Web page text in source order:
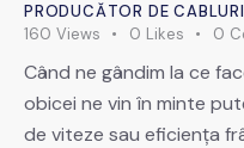
PRODUCĂTOR DE
160 Views 0 Likes 0
Când ne gândim la ce
obicei ne vin în minte
de viteze sau eficiența